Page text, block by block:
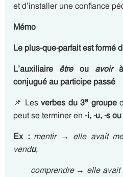
et d’installer une confiance
Mémo
Le plus-que-parfait est formé
L’auxiliaire êtreou avoirà
conjugué au participe passé
📌 Lesverbes du 3e groupe
peut se terminer en -i, -u, -s ou
Ex :mentir → elle avait
vendu,
comprendre → elle avait